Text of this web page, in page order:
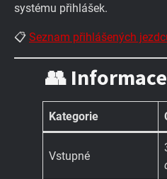
systému přihlášek.
📋 Seznam přihlášených
👥
Kategorie
Vstupné